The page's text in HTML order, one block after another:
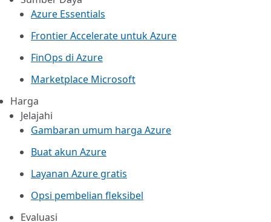
Azure Essentials
Frontier Accelerate untuk Azure
FinOps di Azure
Marketplace Microsoft
Harga
Jelajahi
Gambaran umum harga Azure
Buat akun Azure
Layanan Azure gratis
Opsi pembelian fleksibel
Evaluasi